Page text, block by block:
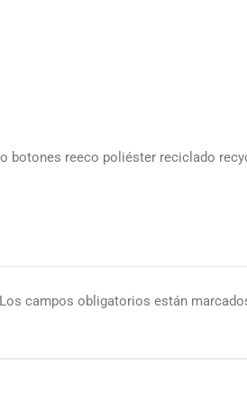
botones reeco poliéster reciclado
Los campos obligatorios están